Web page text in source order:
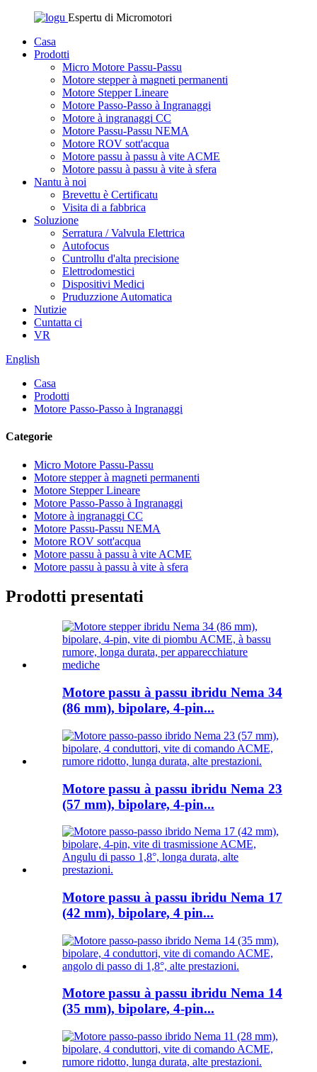
Espertu di Micromotori
Casa
Prodotti
Micro Motore Passu-Passu
Motore stepper à magneti permanenti
Motore Stepper Lineare
Motore Passo-Passo à Ingranaggi
Motore à ingranaggi CC
Motore Passu-Passu NEMA
Motore ROV sott'acqua
Motore passu à passu à vite ACME
Motore passu à passu à vite à sfera
Nantu à noi
Brevettu è Certificatu
Visita di a fabbrica
Soluzione
Serratura / Valvula Elettrica
Autofocus
Cuntrollu d'alta precisione
Elettrodomestici
Dispositivi Medici
Pruduzzione Automatica
Nutizie
Cuntatta ci
VR
English
Casa
Prodotti
Motore Passo-Passo à Ingranaggi
Categorie
Micro Motore Passu-Passu
Motore stepper à magneti permanenti
Motore Stepper Lineare
Motore Passo-Passo à Ingranaggi
Motore à ingranaggi CC
Motore Passu-Passu NEMA
Motore ROV sott'acqua
Motore passu à passu à vite ACME
Motore passu à passu à vite à sfera
Prodotti presentati
Motore passu à passu ibridu Nema 34
(86 mm), bipolare, 4-pin...
Motore passu à passu ibridu Nema 23
(57 mm), bipolare, 4-pin...
Motore passu à passu ibridu Nema 17
(42 mm), bipolare, 4 pin...
Motore passu à passu ibridu Nema 14
(35 mm), bipolare, 4-pin...